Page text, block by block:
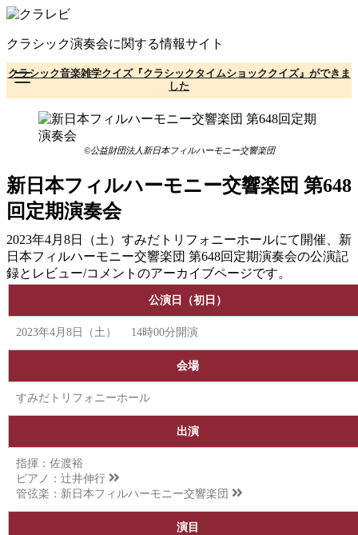
コ
テ
ン
ツ
へ
クラシック演奏会に関する情報サイト
クラシック音楽雑学クイズ『クラシックタイムショッククイズ』ができま
した
©公益財団法人新日本フィルハーモニー交響楽団
新日本フィルハーモニー交響楽団 第648
回定期演奏会
2023年4月8日（土）すみだトリフォニーホールにて開催、新
日本フィルハーモニー交響楽団 第648回定期演奏会の公演記
録とレビュー/コメントのアーカイブページです。
公演日（初日）
2023年4月8日（土） 14時00分開演
会場
すみだトリフォニーホール
出演
指揮：佐渡裕
ピアノ： 辻井伸行
管弦楽： 新日本フィルハーモニー交響楽団
演目